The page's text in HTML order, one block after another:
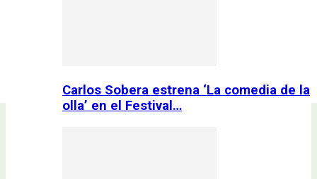
Carlos Sobera estrena ‘La comedia de la
olla’ en el Festival…